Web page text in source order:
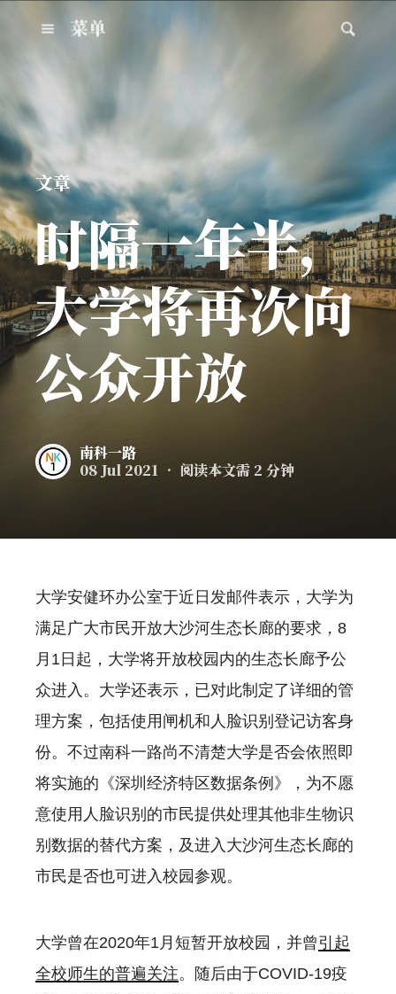
菜单
文章
时隔一年半，
大学将再次向
公众开放
南科一路
08 Jul 2021 • 阅读本文需 2 分钟
大学安健环办公室于近日发邮件表示，大学为
满足广大市民开放大沙河生态长廊的要求，8
月1日起，大学将开放校园内的生态长廊予公
众进入。大学还表示，已对此制定了详细的管
理方案，包括使用闸机和人脸识别登记访客身
份。不过南科一路尚不清楚大学是否会依照即
将实施的《深圳经济特区数据条例》，为不愿
意使用人脸识别的市民提供处理其他非生物识
别数据的替代方案，及进入大沙河生态长廊的
市民是否也可进入校园参观。
大学曾在2020年1月短暂开放校园，并曾引起
全校师生的普遍关注。随后由于COVID-19疫